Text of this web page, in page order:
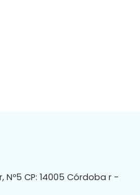
Nº5 CP: 14005 Córdoba r -